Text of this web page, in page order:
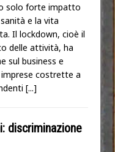
solo forte impatto
e la vita
Il lockdown, cioè il
delle attività, ha
sul business e
imprese costrette a
[...]
discriminazione